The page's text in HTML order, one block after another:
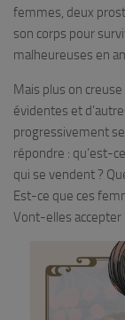
femmes, deux
son corps pour
malheureuses en
Mais plus on
évidentes et
progressivement
répondre : qu’est-
qui se vendent ?
Est-ce que ces
Vont-elles accepter